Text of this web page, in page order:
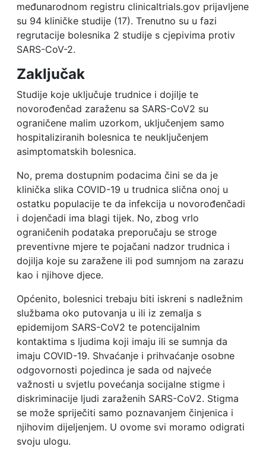
međunarodnom registru clinicaltrials.gov prijavljene
su 94 kliničke studije (17). Trenutno su u fazi
regrutacije bolesnika 2 studije s cjepivima protiv
SARS-CoV-2.
Zaključak
Studije koje uključuje trudnice i dojilje te
novorođenčad zaraženu sa SARS-CoV2 su
ograničene malim uzorkom, uključenjem samo
hospitaliziranih bolesnica te neuključenjem
asimptomatskih bolesnica.
No, prema dostupnim podacima čini se da je
klinička slika COVID-19 u trudnica slična onoj u
ostatku populacije te da infekcija u novorođenčadi
i dojenčadi ima blagi tijek. No, zbog vrlo
ograničenih podataka preporučaju se stroge
preventivne mjere te pojačani nadzor trudnica i
dojilja koje su zaražene ili pod sumnjom na zarazu
kao i njihove djece.
Općenito, bolesnici trebaju biti iskreni s nadležnim
službama oko putovanja u ili iz zemalja s
epidemijom SARS-CoV2 te potencijalnim
kontaktima s ljudima koji imaju ili se sumnja da
imaju COVID-19. Shvaćanje i prihvaćanje osobne
odgovornosti pojedinca je sada od najveće
važnosti u svjetlu povećanja socijalne stigme i
diskriminacije ljudi zaraženih SARS-CoV2. Stigma
se može spriječiti samo poznavanjem činjenica i
njihovim dijeljenjem. U ovome svi moramo odigrati
svoju ulogu.